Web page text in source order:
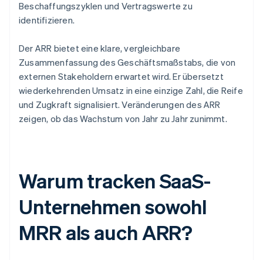
Beschaffungszyklen und Vertragswerte zu
identifizieren.
Der ARR bietet eine klare, vergleichbare
Zusammenfassung des Geschäftsmaßstabs, die von
externen Stakeholdern erwartet wird. Er übersetzt
wiederkehrenden Umsatz in eine einzige Zahl, die Reife
und Zugkraft signalisiert. Veränderungen des ARR
zeigen, ob das Wachstum von Jahr zu Jahr zunimmt.
Warum tracken SaaS-
Unternehmen sowohl
MRR als auch ARR?